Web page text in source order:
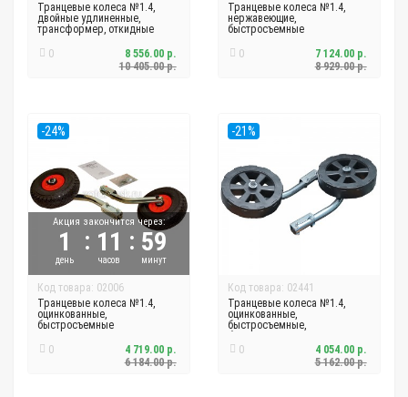
Транцевые колеса №1.4,
двойные удлиненные,
трансформер, откидные
0
10 405.00 р.
8 556.00 р.
Транцевые колеса №1.4,
нержавеющие,
быстросъемные
0
8 929.00 р.
7 124.00 р.
-24%
Акция закончится через:
1
день
: 11
часов
: 59
минут
Код товара: 02006
Транцевые колеса №1.4,
оцинкованные,
быстросъемные
0
6 184.00 р.
4 719.00 р.
-21%
Код товара: 02441
Транцевые колеса №1.4,
оцинкованные,
быстросъемные,
0
5 162.00 р.
4 054.00 р.